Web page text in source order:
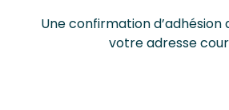
Une confirmation d’adhésion
votre adresse